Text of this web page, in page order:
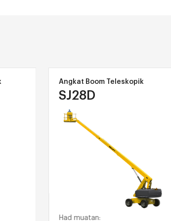
Angkat Boom Teleskopik
SJ28D
Had muatan: